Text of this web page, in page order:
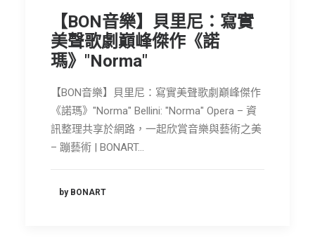
SEARCH
【BON音樂】貝里尼：寫實
美聲歌劇巔峰傑作《諾
瑪》"Norma"
【BON音樂】貝里尼：寫實美聲歌劇巔峰傑作
《諾瑪》"Norma" Bellini: "Norma" Opera – 資
訊整理共享於網路，一起欣賞音樂與藝術之美
– 蹦藝術 | BONART…
by BONART